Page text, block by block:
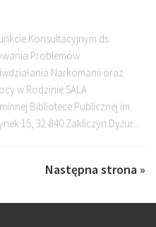
Konsultacyjnym ds.
Problemów
Narkomanii oraz
w Rodzinie SALA
Bibliotece Publicznej im.
15, 32-840 Zakliczyn Dyżur...
Następna strona »